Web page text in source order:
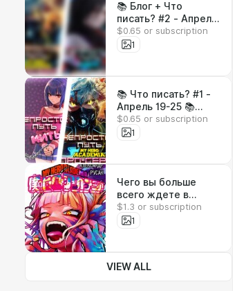
📚 Блог + Что
писать? #2 - Апрель
26 - Май 2 📚
(подсчет голосов
$0.65 or subscription
1
📚 Что писать? #1 -
Апрель 19-25 📚
(подсчет голосов
после >100 мнений)
$0.65 or subscription
1
Чего вы больше
всего ждете в
НППГ? Экшен,
рассуждения,
$1.3 or subscription
1
VIEW ALL